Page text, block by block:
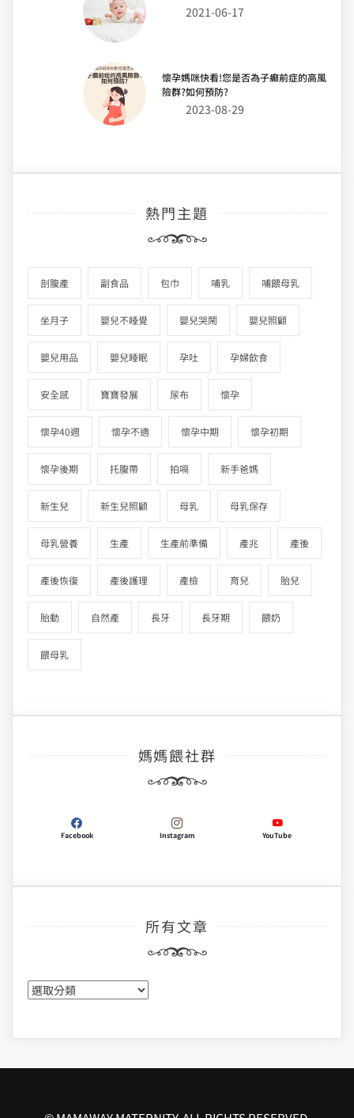
2021-06-17
懷孕媽咪快看!您是否為子癲前症的高風
險群?如何預防?
2023-08-29
熱門主題
剖腹產 副食品 包巾 哺乳 哺餵母乳
坐月子 嬰兒不睡覺 嬰兒哭鬧 嬰兒照顧
嬰兒用品 嬰兒睡眠 孕吐 孕婦飲食
安全感 寶寶發展 尿布 懷孕
懷孕40週 懷孕不適 懷孕中期 懷孕初期
懷孕後期 托腹帶 拍嗝 新手爸媽
新生兒 新生兒照顧 母乳 母乳保存
母乳營養 生產 生產前準備 產兆 產後
產後恢復 產後護理 產檢 育兒 胎兒
胎動 自然產 長牙 長牙期 餵奶
餵母乳
媽媽餵社群
Facebook Instagram YouTube
所有文章
所
有
章